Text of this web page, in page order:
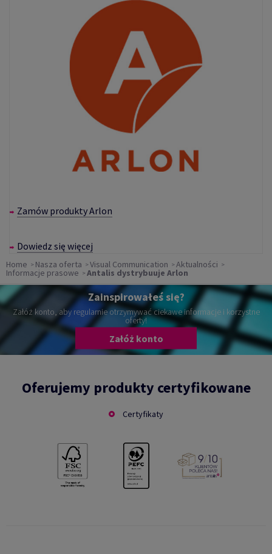
Zamów produkty Arlon
Dowiedz się więcej
Home Nasza oferta Visual Communication Aktualności
Informacje prasowe Antalis dystrybuuje Arlon
Zainspirowałeś się?
Załóż konto, aby regularnie otrzymywać ciekawe informacje i korzystne
oferty!
Załóż konto
Oferujemy produkty certyfikowane
Certyfikaty